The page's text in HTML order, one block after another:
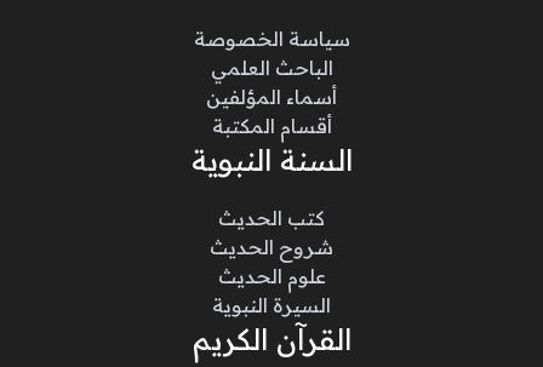
سياسة الخصوصة
الباحث العلمي
أسماء المؤلفين
أقسام المكتبة
السنة النبوية
كتب الحديث
شروح الحديث
علوم الحديث
السيرة النبوية
القرآن الكريم